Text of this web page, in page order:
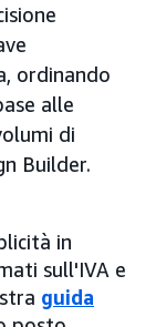
ordinando
alle
di
Builder.
in
sull'IVA e
guida